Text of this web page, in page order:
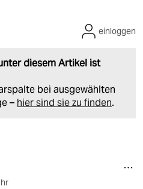
diesem Artikel ist
bei ausgewählten
– hier sind sie zu finden.
einloggen